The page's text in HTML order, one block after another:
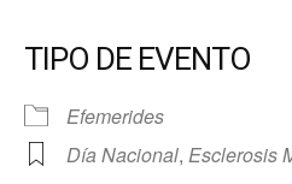
TIPO DE EVENTO
Efemerides
Día Nacional, Esclerosis